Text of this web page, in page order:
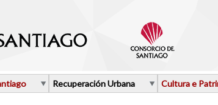
Recuperación Urbana
Cultura e